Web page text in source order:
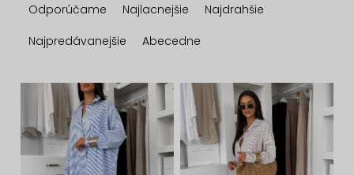
a
d
n
e
Odporúčame Najlacnejšie
Najdrahšie
Najpredávanejšie
Abecedne
p